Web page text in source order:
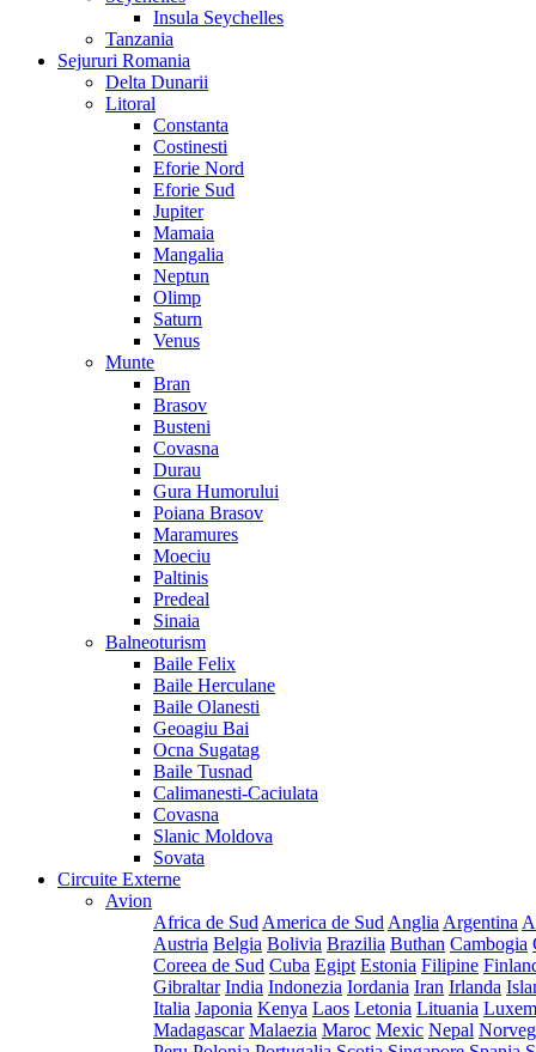
Insula Seychelles
Tanzania
Sejururi Romania
Delta Dunarii
Litoral
Constanta
Costinesti
Eforie Nord
Eforie Sud
Jupiter
Mamaia
Mangalia
Neptun
Olimp
Saturn
Venus
Munte
Bran
Brasov
Busteni
Covasna
Durau
Gura Humorului
Poiana Brasov
Maramures
Moeciu
Paltinis
Predeal
Sinaia
Balneoturism
Baile Felix
Baile Herculane
Baile Olanesti
Geoagiu Bai
Ocna Sugatag
Baile Tusnad
Calimanesti-Caciulata
Covasna
Slanic Moldova
Sovata
Circuite Externe
Avion
Africa de Sud America de Sud Anglia Argentina
Austria Belgia Bolivia Brazilia Buthan Cambogia
Coreea de Sud Cuba Egipt Estonia Filipine
Gibraltar India Indonezia Iordania Iran Irlanda
Italia Japonia Kenya Laos Letonia Lituania
Madagascar Malaezia Maroc Mexic Nepal